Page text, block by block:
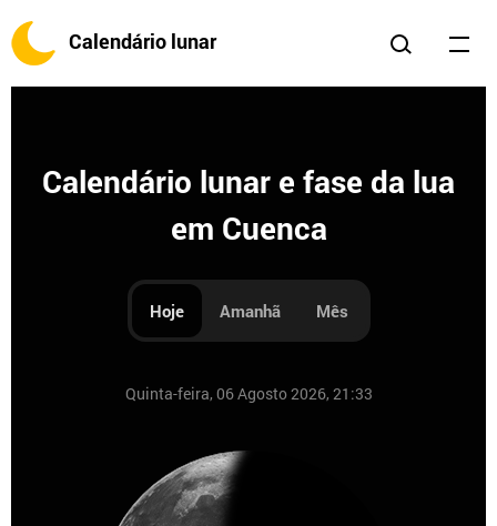
Calendário lunar
Calendário lunar e fase da lua
em Cuenca
Hoje Amanhã Mês
Quinta-feira, 06 Agosto 2026, 21:33